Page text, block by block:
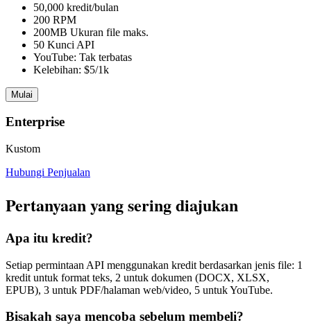
50,000 kredit/bulan
200 RPM
200MB Ukuran file maks.
50 Kunci API
YouTube: Tak terbatas
Kelebihan: $5/1k
Mulai
Enterprise
Kustom
Hubungi Penjualan
Pertanyaan yang sering diajukan
Apa itu kredit?
Setiap permintaan API menggunakan kredit berdasarkan jenis file: 1
kredit untuk format teks, 2 untuk dokumen (DOCX, XLSX,
EPUB), 3 untuk PDF/halaman web/video, 5 untuk YouTube.
Bisakah saya mencoba sebelum membeli?